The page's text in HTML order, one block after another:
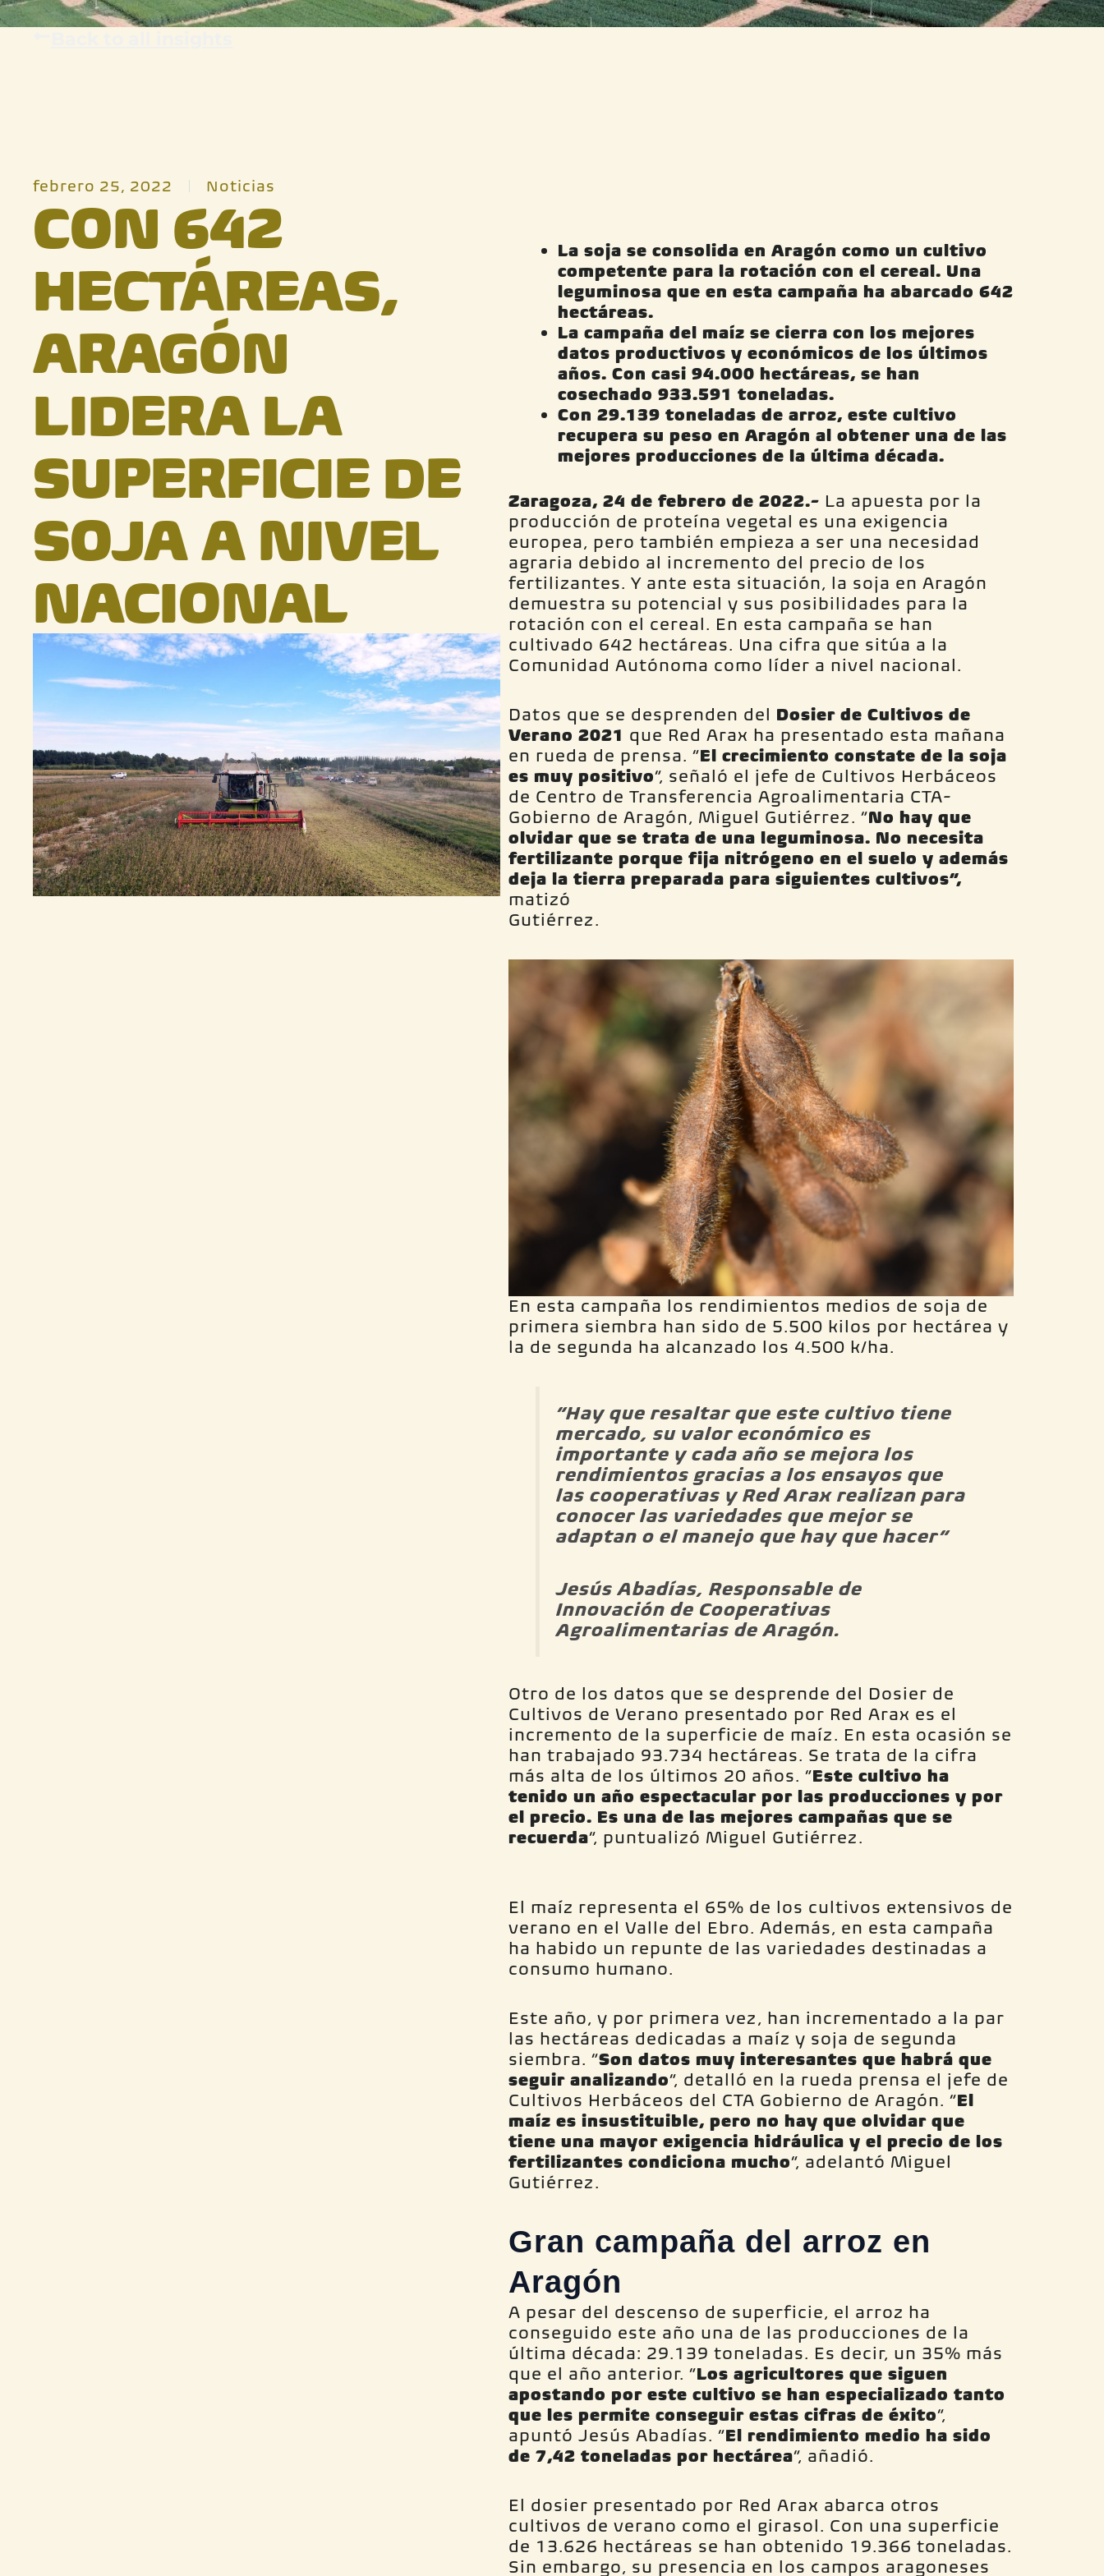
febrero 25, 2022 Noticias
CON 642
HECTÁREAS,
ARAGÓN
LIDERA LA
SUPERFICIE DE
SOJA A NIVEL
NACIONAL
La soja se consolida en Aragón como un cultivo
competente para la rotación con el cereal. Una
leguminosa que en esta campaña ha abarcado 642
hectáreas.
La campaña del maíz se cierra con los mejores
datos productivos y económicos de los últimos
años. Con casi 94.000 hectáreas, se han
cosechado 933.591 toneladas.
Con 29.139 toneladas de arroz, este cultivo
recupera su peso en Aragón al obtener una de las
mejores producciones de la última década.
Zaragoza, 24 de febrero de 2022.- La apuesta por la
producción de proteína vegetal es una exigencia
europea, pero también empieza a ser una necesidad
agraria debido al incremento del precio de los
fertilizantes. Y ante esta situación, la soja en Aragón
demuestra su potencial y sus posibilidades para la
rotación con el cereal. En esta campaña se han
cultivado 642 hectáreas. Una cifra que sitúa a la
Comunidad Autónoma como líder a nivel nacional.
Datos que se desprenden del Dosier de Cultivos de
Verano 2021 que Red Arax ha presentado esta mañana
en rueda de prensa. “El crecimiento constate de la soja
es muy positivo”, señaló el jefe de Cultivos Herbáceos
de Centro de Transferencia Agroalimentaria CTA-
Gobierno de Aragón, Miguel Gutiérrez. “No hay que
olvidar que se trata de una leguminosa. No necesita
fertilizante porque fija nitrógeno en el suelo y además
deja la tierra preparada para siguientes cultivos”,
matizó
En esta campaña los rendimientos medios de soja de
primera siembra han sido de 5.500 kilos por hectárea y
la de segunda ha alcanzado los 4.500 k/ha.
“Hay que resaltar que este cultivo tiene
mercado, su valor económico es
importante y cada año se mejora los
rendimientos gracias a los ensayos que
las cooperativas y Red Arax realizan para
conocer las variedades que mejor se
adaptan o el manejo que hay que hacer”
Jesús Abadías, Responsable de
Innovación de Cooperativas
Agroalimentarias de Aragón.
Otro de los datos que se desprende del Dosier de
Cultivos de Verano presentado por Red Arax es el
incremento de la superficie de maíz. En esta ocasión se
han trabajado 93.734 hectáreas. Se trata de la cifra
más alta de los últimos 20 años. “Este cultivo ha
tenido un año espectacular por las producciones y por
el precio. Es una de las mejores campañas que se
recuerda”, puntualizó Miguel Gutiérrez.
El maíz representa el 65% de los cultivos extensivos de
verano en el Valle del Ebro. Además, en esta campaña
ha habido un repunte de las variedades destinadas a
consumo humano.
Este año, y por primera vez, han incrementado a la par
las hectáreas dedicadas a maíz y soja de segunda
siembra. “Son datos muy interesantes que habrá que
seguir analizando”, detalló en la rueda prensa el jefe de
Cultivos Herbáceos del CTA Gobierno de Aragón. “El
maíz es insustituible, pero no hay que olvidar que
tiene una mayor exigencia hidráulica y el precio de los
fertilizantes condiciona mucho”, adelantó Miguel
Gutiérrez.
Gran campaña del arroz en
Aragón
A pesar del descenso de superficie, el arroz ha
conseguido este año una de las producciones de la
última década: 29.139 toneladas. Es decir, un 35% más
que el año anterior. “Los agricultores que siguen
apostando por este cultivo se han especializado tanto
que les permite conseguir estas cifras de éxito”,
apuntó Jesús Abadías. “El rendimiento medio ha sido
de 7,42 toneladas por hectárea”, añadió.
El dosier presentado por Red Arax abarca otros
cultivos de verano como el girasol. Con una superficie
de 13.626 hectáreas se han obtenido 19.366 toneladas.
Sin embargo, su presencia en los campos aragoneses